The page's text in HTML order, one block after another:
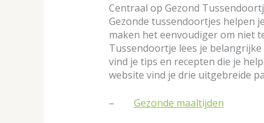
Centraal op Gezond
Gezonde tussendoortjes helpen
maken het eenvoudiger om niet
Tussendoortje lees je
vind je tips en recepten die je
website vind je drie uitgebreide
– Gezonde maaltijden